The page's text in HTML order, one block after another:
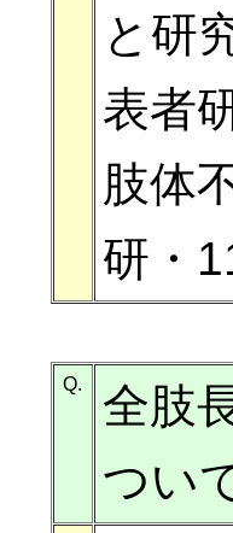
と研
表者
肢体
研・
Q.
全肢
つい